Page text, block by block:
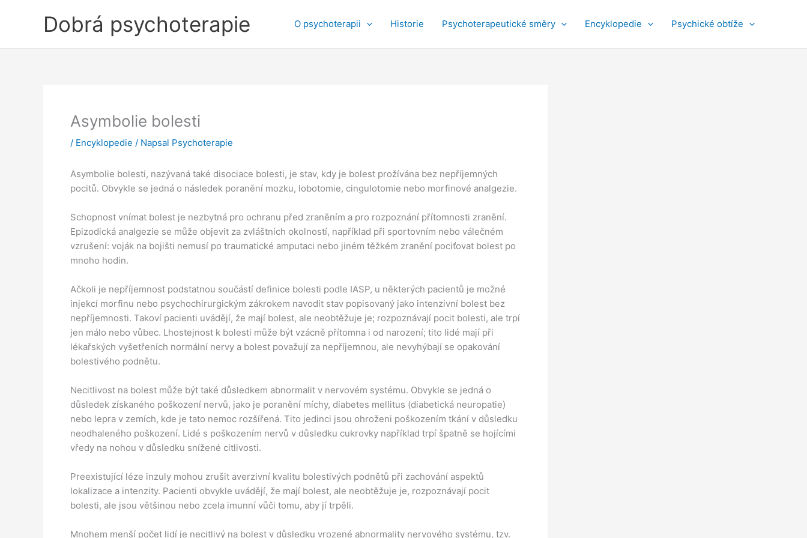
Dobrá psychoterapie O psychoterapii Historie Psychoterapeutické směry Encyklopedie Psychické obtíže
Asymbolie bolesti
/ Encyklopedie / Napsal Psychoterapie
Asymbolie bolesti, nazývaná také disociace bolesti, je stav, kdy je bolest prožívána bez nepříjemných
pocitů. Obvykle se jedná o následek poranění mozku, lobotomie, cingulotomie nebo morfinové analgezie.
Schopnost vnímat bolest je nezbytná pro ochranu před zraněním a pro rozpoznání přítomnosti zranění.
Epizodická analgezie se může objevit za zvláštních okolností, například při sportovním nebo válečném
vzrušení: voják na bojišti nemusí po traumatické amputaci nebo jiném těžkém zranění pociťovat bolest po
mnoho hodin.
Ačkoli je nepříjemnost podstatnou součástí definice bolesti podle IASP, u některých pacientů je možné
injekcí morfinu nebo psychochirurgickým zákrokem navodit stav popisovaný jako intenzivní bolest bez
nepříjemnosti. Takoví pacienti uvádějí, že mají bolest, ale neobtěžuje je; rozpoznávají pocit bolesti, ale trpí
jen málo nebo vůbec. Lhostejnost k bolesti může být vzácně přítomna i od narození; tito lidé mají při
lékařských vyšetřeních normální nervy a bolest považují za nepříjemnou, ale nevyhýbají se opakování
bolestivého podnětu.
Necitlivost na bolest může být také důsledkem abnormalit v nervovém systému. Obvykle se jedná o
důsledek získaného poškození nervů, jako je poranění míchy, diabetes mellitus (diabetická neuropatie)
nebo lepra v zemích, kde je tato nemoc rozšířená. Tito jedinci jsou ohroženi poškozením tkání v důsledku
neodhaleného poškození. Lidé s poškozením nervů v důsledku cukrovky například trpí špatně se hojícími
vředy na nohou v důsledku snížené citlivosti.
Preexistující léze inzuly mohou zrušit averzivní kvalitu bolestivých podnětů při zachování aspektů
lokalizace a intenzity. Pacienti obvykle uvádějí, že mají bolest, ale neobtěžuje je, rozpoznávají pocit
bolesti, ale jsou většinou nebo zcela imunní vůči tomu, aby jí trpěli.
Mnohem menší počet lidí je necitlivý na bolest v důsledku vrozené abnormality nervového systému, tzv.